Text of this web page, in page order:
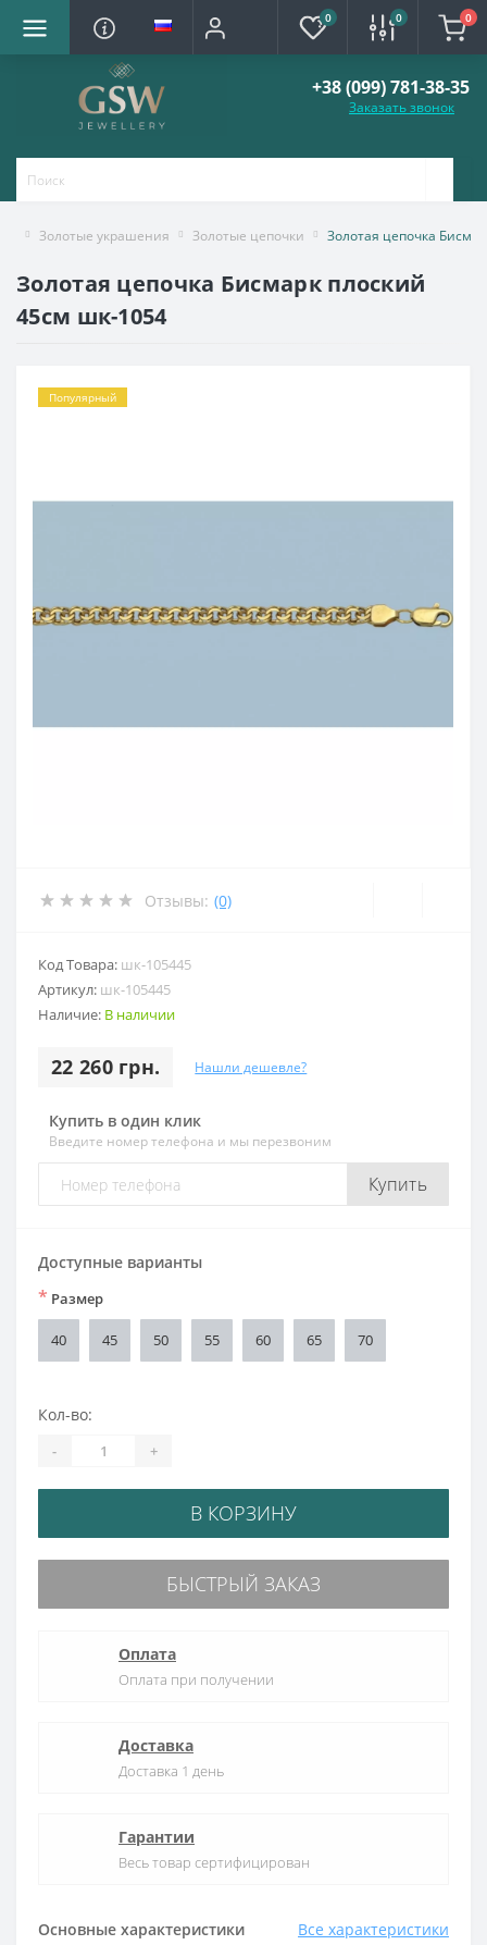
0 0 0
+38 (099) 781-38-35
Заказать звонок
Золотые украшения Золотые цепочки Золотая цепочка
Золотая цепочка Бисмарк плоский
45см шк-1054
Популярный
Отзывы: (0)
Код Товара: шк-105445
Артикул: шк-105445
Наличие: В наличии
22 260 грн. Нашли дешевле?
Купить в один клик
Введите номер телефона и мы перезвоним
Купить
Основные характеристики Все характеристики
Доступные варианты
* Размер
40 45 50 55 60 65 70
Кол-во:
- +
В КОРЗИНУ
БЫСТРЫЙ ЗАКАЗ
Оплата
Оплата при получении
Доставка
Доставка 1 день
Гарантии
Весь товар сертифицирован